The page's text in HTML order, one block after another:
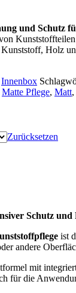
und Schutz
Holz
Innenbox
Matte Pflege, Matt,
Zurücksetzen
Schutz
ist
andere
mit
für die